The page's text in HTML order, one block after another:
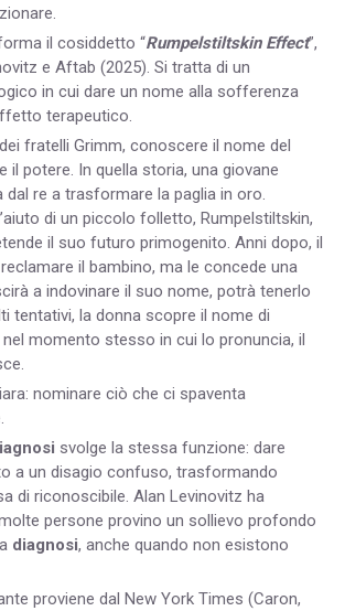
il cosiddetto “Rumpelstiltskin Effect”,
e Aftab (2025). Si tratta di un
in cui dare un nome alla sofferenza
terapeutico.
fratelli Grimm, conoscere il nome del
il potere. In quella storia, una giovane
re a trasformare la paglia in oro.
di un piccolo folletto, Rumpelstiltskin,
il suo futuro primogenito. Anni dopo, il
il bambino, ma le concede una
a indovinare il suo nome, potrà tenerlo
tentativi, la donna scopre il nome di
momento stesso in cui lo pronuncia, il
nominare ciò che ci spaventa
svolge la stessa funzione: dare
a un disagio confuso, trasformando
di riconoscibile. Alan Levinovitz ha
persone provino un sollievo profondo
diagnosi, anche quando non esistono
proviene dal New York Times (Caron,